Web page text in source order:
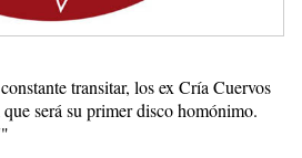
transitar, los ex Cría Cuervos
será su primer disco homónimo.